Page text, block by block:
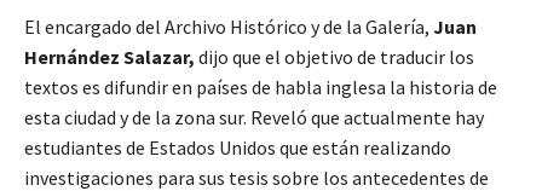
El encargado del Archivo Histórico y de la Galería, Juan
Hernández Salazar, dijo que el objetivo de traducir los
textos es difundir en países de habla inglesa la historia de
esta ciudad y de la zona sur. Reveló que actualmente hay
estudiantes de Estados Unidos que están realizando
investigaciones para sus tesis sobre los antecedentes de